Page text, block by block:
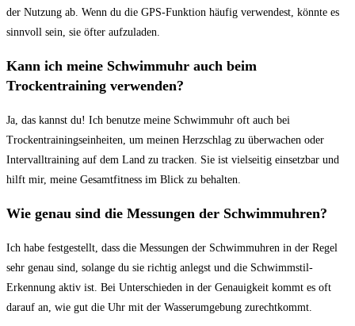
der ⁣Nutzung ab. Wenn du die GPS-Funktion häufig verwendest, könnte es​
sinnvoll sein, sie öfter aufzuladen.
Kann ⁢ich meine Schwimmuhr auch⁢ beim
Trockentraining verwenden?
Ja,​ das kannst du! Ich benutze meine‌ Schwimmuhr oft auch bei
Trockentrainingseinheiten, um meinen⁤ Herzschlag zu überwachen ​oder
Intervalltraining auf dem Land zu tracken.‍ Sie ist vielseitig einsetzbar und
hilft mir, meine Gesamtfitness​ im Blick zu behalten.
Wie genau sind die Messungen ⁣der Schwimmuhren?
Ich ⁣habe festgestellt, dass die Messungen​ der Schwimmuhren in der ⁣Regel‍
sehr genau sind, solange du sie richtig anlegst und die Schwimmstil-
Erkennung aktiv‌ ist. ⁢Bei Unterschieden in​ der Genauigkeit ​kommt ⁣es oft ​
darauf an, wie gut die Uhr mit ⁣der Wasserumgebung zurechtkommt.